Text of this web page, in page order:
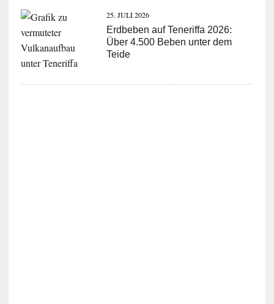
25. JULI 2026
Erdbeben auf Teneriffa 2026:
Über 4.500 Beben unter dem
Teide